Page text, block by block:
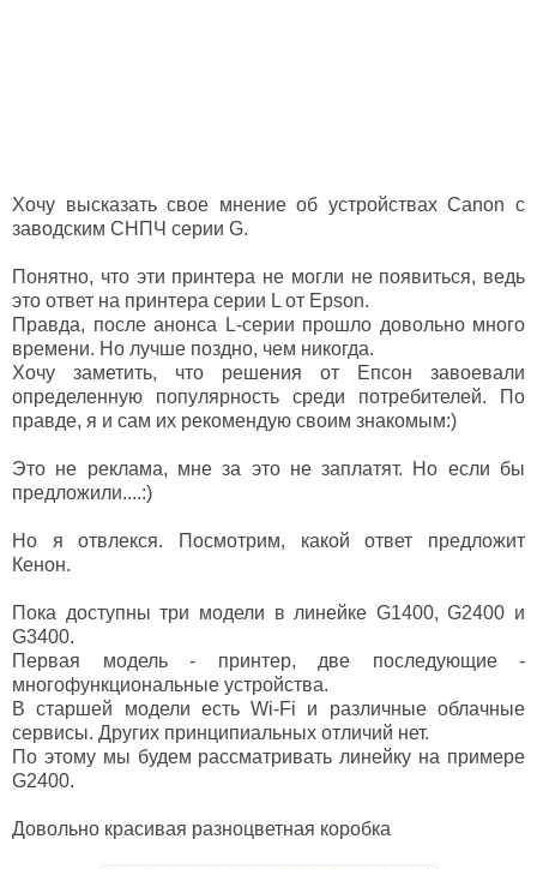
Хочу высказать свое мнение об устройствах Canon с
заводским СНПЧ серии G.
Понятно, что эти принтера не могли не появиться, ведь
это ответ на принтера серии L от Epson.
Правда, после анонса L-серии прошло довольно много
времени. Но лучше поздно, чем никогда.
Хочу заметить, что решения от Епсон завоевали
определенную популярность среди потребителей. По
правде, я и сам их рекомендую своим знакомым:)
Это не реклама, мне за это не заплатят. Но если бы
предложили....:)
Но я отвлекся. Посмотрим, какой ответ предложит
Кенон.
Пока доступны три модели в линейке G1400, G2400 и
G3400.
Первая модель - принтер, две последующие -
многофункциональные устройства.
В старшей модели есть Wi-Fi и различные облачные
сервисы. Других принципиальных отличий нет.
По этому мы будем рассматривать линейку на примере
G2400.
Довольно красивая разноцветная коробка